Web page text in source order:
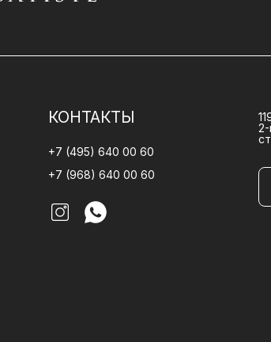
КОНТАКТЫ
+7 (495) 640 00 60
+7 (968) 640 00 60